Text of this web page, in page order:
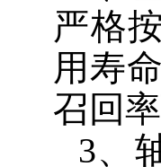
严格
用寿
召回
3、